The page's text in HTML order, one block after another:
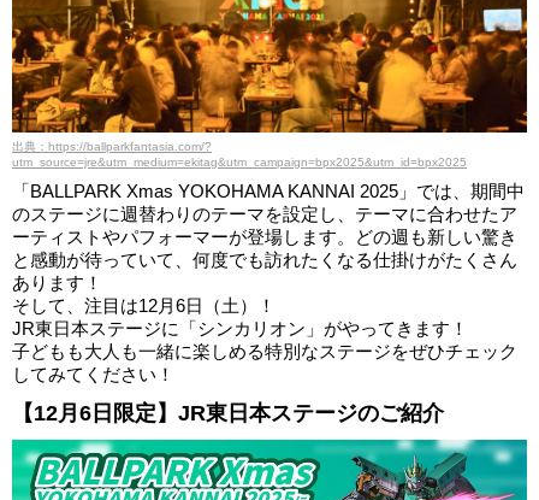
出典：https://ballparkfantasia.com/?
utm_source=jre&utm_medium=ekitag&utm_campaign=bpx2025&utm_id=bpx2025
「BALLPARK Xmas YOKOHAMA KANNAI 2025」では、期間中
のステージに週替わりのテーマを設定し、テーマに合わせたア
ーティストやパフォーマーが登場します。どの週も新しい驚き
と感動が待っていて、何度でも訪れたくなる仕掛けがたくさん
あります！
そして、注目は12月6日（土）！
JR東日本ステージに「シンカリオン」がやってきます！
子どもも大人も一緒に楽しめる特別なステージをぜひチェック
してみてください！
【12月6日限定】JR東日本ステージのご紹介